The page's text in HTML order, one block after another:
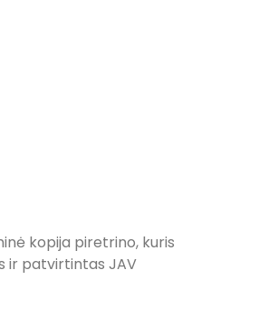
kopija piretrino, kuris
ir patvirtintas JAV